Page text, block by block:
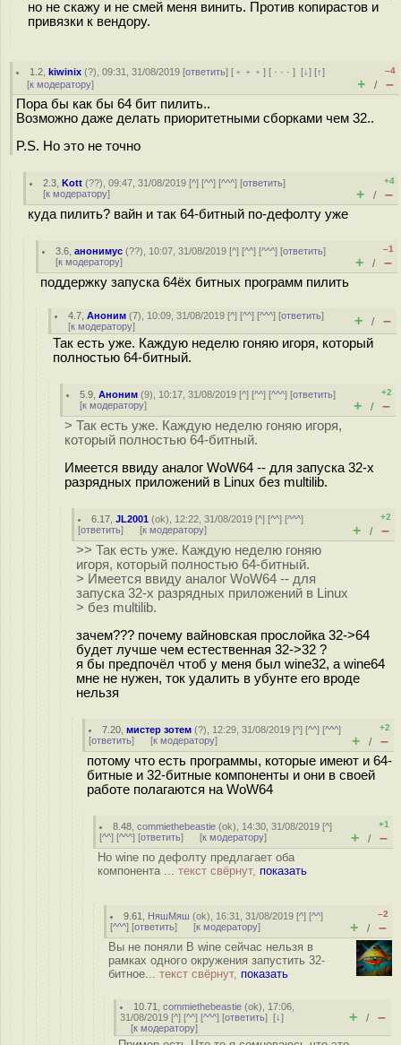
но не скажу и не смей меня винить. Против копирастов и
привязки к вендору.
1.2 ,kiwinix (?), 09:31, 31/08/2019 [ответить] [ ﹢﹢﹢] [ · · ·][↓] [↑]
[к модератору]
–4
+ / –
Пора бы как бы 64 бит пилить..
Возможно даже делать приоритетными сборками чем 32..
P.S. Но это не точно
2.3 ,Kott (??), 09:47, 31/08/2019 [^] [^^] [^^^] [ответить]
[к модератору]
+4
+ / –
куда пилить? вайн и так 64-битный по-дефолту уже
3.6 ,анонимус (??), 10:07, 31/08/2019 [^] [^^] [^^^] [ответить]
[к модератору]
–1
+ / –
поддержку запуска 64ёх битных программ пилить
4.7 ,Аноним (7), 10:09, 31/08/2019 [^] [^^] [^^^] [ответить]
[к модератору] + / –
Так есть уже. Каждую неделю гоняю игоря, который
полностью 64-битный.
5.9 ,Аноним (9), 10:17, 31/08/2019 [^] [^^] [^^^] [ответить]
[к модератору]
+2
+ / –
> Так есть уже. Каждую неделю гоняю игоря,
который полностью 64-битный.
Имеется ввиду аналог WoW64 -- для запуска 32-х
разрядных приложений в Linux без multilib.
6.17 ,JL2001 (ok), 12:22, 31/08/2019 [^] [^^] [^^^]
[ответить] [к модератору]
+2
+ / –
>> Так есть уже. Каждую неделю гоняю
игоря, который полностью 64-битный.
> Имеется ввиду аналог WoW64 -- для
запуска 32-х разрядных приложений в Linux
> без multilib.
зачем??? почему вайновская прослойка 32->64
будет лучше чем естественная 32->32 ?
я бы предпочёл чтоб у меня был wine32, а wine64
мне не нужен, ток удалить в убунте его вроде
нельзя
7.20 ,мистер зотем (?), 12:29, 31/08/2019 [^] [^^] [^^^]
[ответить] [к модератору]
+2
+ / –
потому что есть программы, которые имеют и 64-
битные и 32-битные компоненты и они в своей
работе полагаются на WoW64
8.48 ,commiethebeastie (ok), 14:30, 31/08/2019 [^]
[^^] [^^^] [ответить] [к модератору]
+1
+ / –
Но wine по дефолту предлагает оба
компонента ... текст свёрнут, показать
9.61 НяшМяш (ok), 16:31, 31/08/2019 [^] [^^]
[^^^] [ответить] [к модератору]
–2
+ / –
Вы не поняли В wine сейчас нельзя в
рамках одного окружения запустить 32-
битное... текст свёрнут, показать
10.71 ,commiethebeastie (ok), 17:06,
31/08/2019 [^] [^^] [^^^] [ответить] [↓]
[к модератору]
+ / –